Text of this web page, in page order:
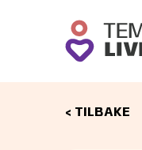
< TILBAKE